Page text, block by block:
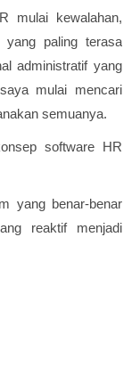
mulai kewalahan,
yang paling terasa
administratif yang
mulai mencari
semuanya.
software HR
yang benar-benar
reaktif menjadi